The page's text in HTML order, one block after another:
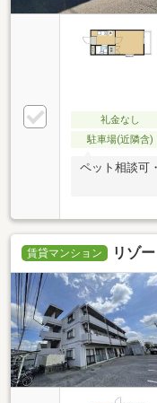
礼金なし
駐車場(近隣含)
ペット相談可
賃貸マンション リゾ